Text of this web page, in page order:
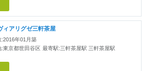
ィアリグゼ三軒茶屋
:2016年01月築
:東京都世田谷区 最寄駅:三軒茶屋駅 三軒茶屋駅